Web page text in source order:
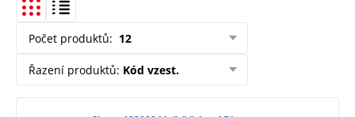
Počet produktů: 12
Řazení produktů: Kód vzest.